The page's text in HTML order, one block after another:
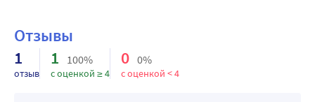
при судорогах.
Отзывы
1
отзыв
1 100%
с оценкой ≥ 4
0 0%
с оценкой < 4